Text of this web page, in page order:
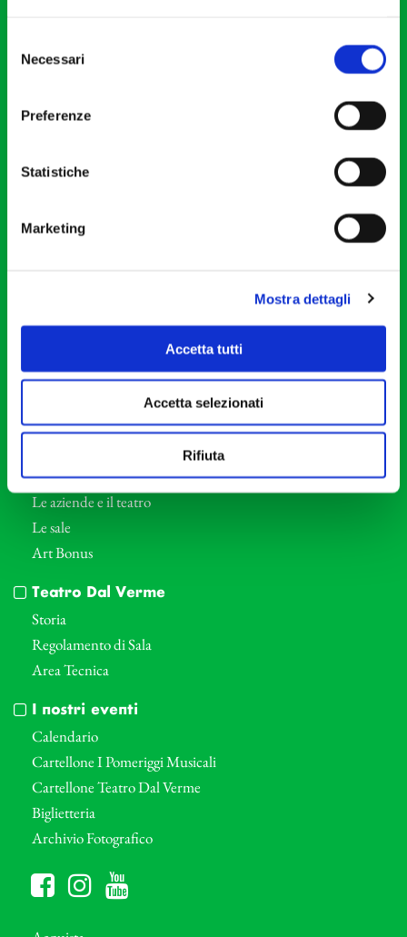
delNecessari
Preferenze
Statistiche
Marketing
Mostra dettagli
Accetta tutti
Accetta selezionati
Rifiuta
Via S. Giovanni sul Muro, 2
Cod. Fisc. 80078650159
Orchestra I Pomeriggi Musicali
Direttore Artistico
Professori d’Orchestra
Eventi Corporate
Le aziende e il teatro
Le sale
Art Bonus
Teatro Dal Verme
Storia
Regolamento di Sala
Area Tecnica
I nostri eventi
Calendario
Cartellone I Pomeriggi Musicali
Cartellone Teatro Dal Verme
Biglietteria
Archivio Fotografico